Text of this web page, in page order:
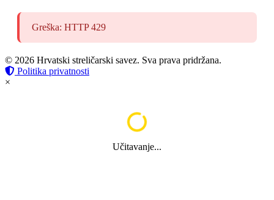
Greška: HTTP 429
© 2026 Hrvatski streličarski savez. Sva prava pridržana.
Politika privatnosti
×
Učitavanje...